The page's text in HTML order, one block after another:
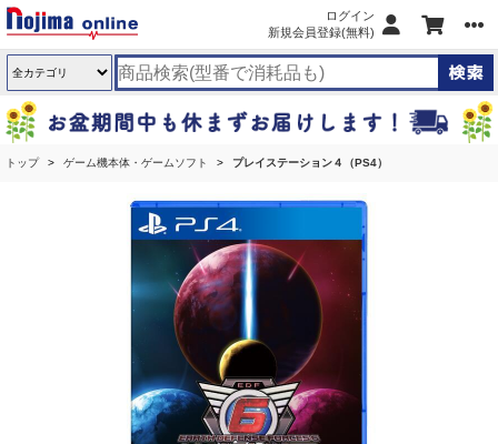
ログイン
新規会員登録(無料)
トップ ゲーム機本体・ゲームソフト プレイステーション４（PS4）